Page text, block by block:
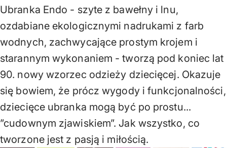
Ubranka Endo - szyte z bawełny i lnu,
ozdabiane ekologicznymi nadrukami z farb
wodnych, zachwycające prostym krojem i
starannym wykonaniem - tworzą pod koniec lat
90. nowy wzorzec odzieży dziecięcej. Okazuje
się bowiem, że prócz wygody i funkcjonalności,
dziecięce ubranka mogą być po prostu...
”cudownym zjawiskiem”. Jak wszystko, co
tworzone jest z pasją i miłością.